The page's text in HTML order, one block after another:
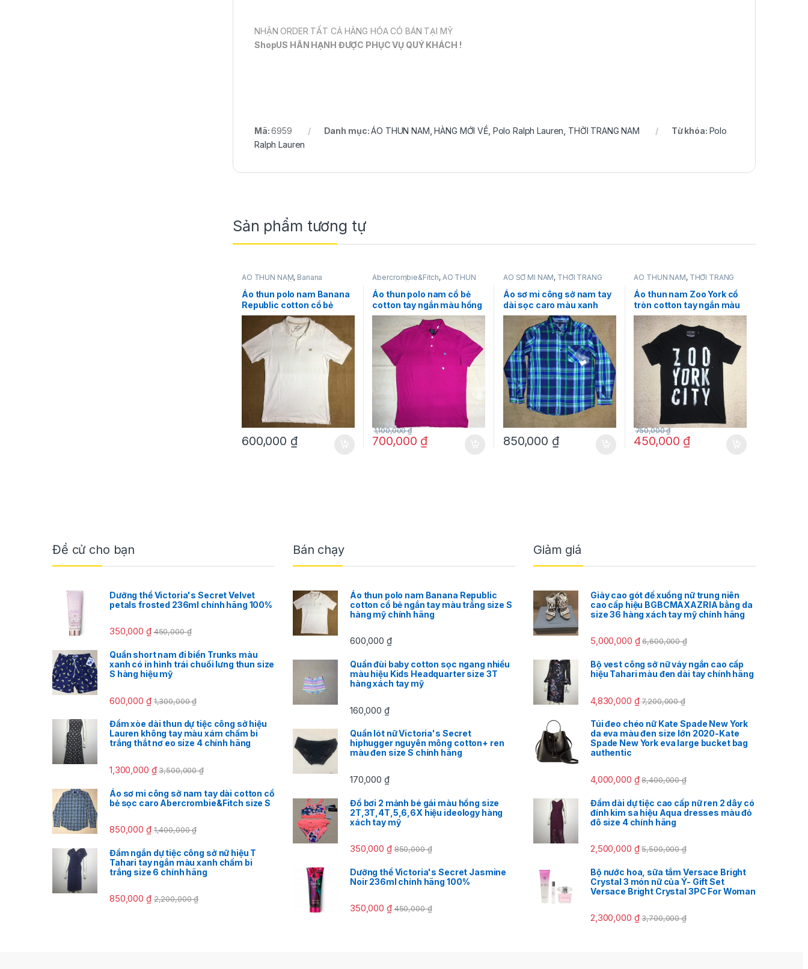
NHẬN ORDER TẤT CẢ HÀNG HÓA CÓ BÁN TẠI MỸ
ShopUS HÂN HẠNH ĐƯỢC PHỤC VỤ QUÝ KHÁCH !
Mã:6959 Danh mục:ÁO THUN NAM ,HÀNG MỚI VỀ, Polo Ralph Lauren THỜI TRANG NAM Từ khóa: Polo
Ralph Lauren
Sản phẩm tương tự
ÁO THUN NAM, Banana
THỜI TRANG NAM
Áo thun polo nam Banana
Republic cotton cổ bẻ
ngắn tay màu trắng size S
hàng mỹ chính hãng
600,000 ₫
Abercrombie&Fitch, ÁO THUN
THỜI TRANG NAM
Áo thun polo nam cổ bẻ
cotton tay ngắn màu hồng
Abercrombie&Fitch size M
hàng mỹ chính hãng
700,000 ₫
1,100,000₫
ÁO SƠ MI NAM, THỜI TRANG
Áo sơ mi công sở nam tay
dài sọc caro màu xanh
Tommy Hilfiger size L
850,000 ₫
ÁO THUN NAM, THỜI TRANG
Áo thun nam Zoo York cổ
tròn cotton tay ngắn màu
đen size S chính hãng
hàng mỹ
450,000 ₫
750,000₫
Đề cử cho bạn
Dưỡng thể Victoria's Secret Velvet
petals frosted 236ml chính hãng 100%
350,000 ₫ 450,000₫
Quần short nam đi biển Trunks màu
xanh có in hình trái chuối lưng thun size
S hàng hiệu mỹ
600,000 ₫ 1,300,000₫
Đầm xòe dài thun dự tiệc công sở hiệu
Lauren không tay màu xám chấm bi
trắng thắt nơ eo size 4 chính hãng
1,300,000 ₫ 3,500,000₫
Áo sơ mi công sở nam tay dài cotton cổ
bẻ sọc caro Abercrombie&Fitch size S
850,000 ₫ 1,400,000₫
Đầm ngắn dự tiệc công sở nữ hiệu T
Tahari tay ngắn màu xanh chấm bi
trắng size 6 chính hãng
850,000 ₫ 2,200,000₫
Bán chạy
Áo thun polo nam Banana Republic
cotton cổ bẻ ngắn tay màu trắng size S
hàng mỹ chính hãng
600,000 ₫
Quần đùi baby cotton sọc ngang nhiều
màu hiệu Kids Headquarter size 3T
hàng xách tay mỹ
160,000 ₫
Quần lót nữ Victoria's Secret
hiphugger nguyên mông cotton+ ren
màu đen size S chính hãng
170,000 ₫
Đồ bơi 2 mảnh bé gái màu hồng size
2T,3T,4T,5,6,6X hiệu ideology hàng
xách tay mỹ
350,000 ₫ 850,000₫
Dưỡng thể Victoria's Secret Jasmine
Noir 236ml chính hãng 100%
350,000 ₫ 450,000₫
Giảm giá
Giày cao gót đế xuồng nữ trung niên
cao cấp hiệu BGBCMAXAZRIA bằng da
size 36 hàng xách tay mỹ chính hãng
5,000,000 ₫ 6,600,000₫
Bộ vest công sở nữ váy ngắn cao cấp
hiệu Tahari màu đen dài tay chính hãng
4,830,000 ₫ 7,200,000₫
Túi đeo chéo nữ Kate Spade New York
da eva màu đen size lớn 2020-Kate
Spade New York eva large bucket bag
authentic
4,000,000 ₫ 8,400,000₫
Đầm dài dự tiệc cao cấp nữ ren 2 dây có
đính kim sa hiệu Aqua dresses màu đỏ
đô size 4 chính hãng
2,500,000 ₫ 5,500,000₫
Bộ nước hoa, sữa tắm Versace Bright
Crystal 3 món nữ của Ý- Gift Set
Versace Bright Crystal 3PC For Woman
2,300,000 ₫ 3,700,000₫